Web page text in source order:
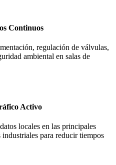
Continuos
regulación de válvulas,
ambiental en salas de
Activo
locales en las principales
para reducir tiempos